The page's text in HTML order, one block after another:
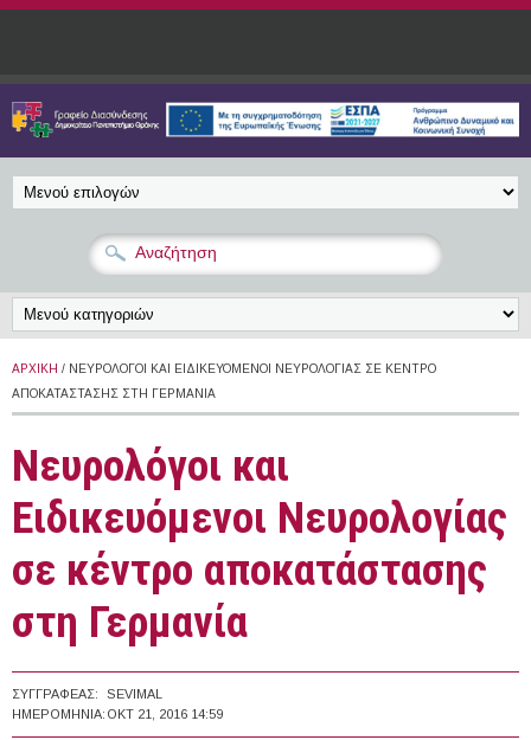
Παράκαμψη προς το κυρίως περιεχόμενο
ΑΡΧΙΚΉ / ΝΕΥΡΟΛΌΓΟΙ ΚΑΙ ΕΙΔΙΚΕΥΌΜΕΝΟΙ ΝΕΥΡΟΛΟΓΊΑΣ ΣΕ ΚΈΝΤΡΟ
ΑΠΟΚΑΤΆΣΤΑΣΗΣ ΣΤΗ ΓΕΡΜΑΝΊΑ
Νευρολόγοι και
Ειδικευόμενοι Νευρολογίας
σε κέντρο αποκατάστασης
στη Γερμανία
ΣΥΓΓΡΑΦΈΑΣ:
SEVIMAL
ΗΜΕΡΟΜΗΝΊΑ: ΟΚΤ 21, 2016 14:59